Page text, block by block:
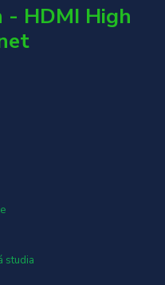
- HDMI High
studia